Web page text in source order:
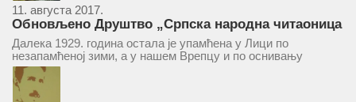
11. августа 2017.
Обновљено Друштво „Српска народна читаоница
и књижница“ у Врепцу
Далека 1929. година остала је упамћена у Лици по
незапамћеној зими, а у нашем Врепцу и по оснивању
Друштва „Српска народна читаоница и књижница у
Врепцу“. Потакнути потребом за културним и духовним
уздизањем група...